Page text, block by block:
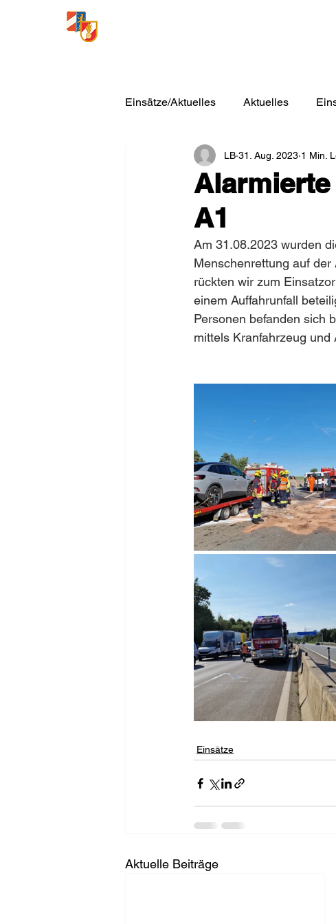
Einsätze/Aktuelles Aktuelles
A1
LB 31. Aug. 2023 1 Min.
Am 31.08.2023 wurden
Menschenrettung auf
rückten wir zum
einem Auffahrunfall
Personen befanden sich
mittels Kranfahrzeug
Einsätze
Aktuelle Beiträge